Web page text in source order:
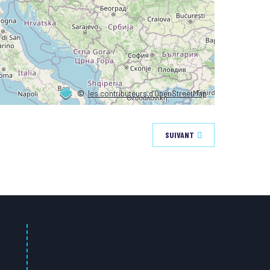
©les contributeurs d’OpenStreetMap
SUIVANT